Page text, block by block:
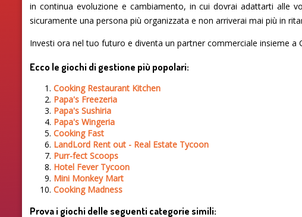
in continua evoluzione e cambiamento, in cui dovrai adattarti alle
sicuramente una persona più organizzata e non arriverai mai più in
Investi ora nel tuo futuro e diventa un partner commerciale insieme a
Ecco le giochi di gestione più popolari:
Cooking Restaurant Kitchen
Papa's Freezeria
Papa's Sushiria
Papa's Wingeria
Cooking Fast
LandLord Rent out - Real Estate Tycoon
Purr-fect Scoops
Hotel Fever Tycoon
Mini Monkey Mart
Cooking Madness
Prova i giochi delle seguenti categorie simili: